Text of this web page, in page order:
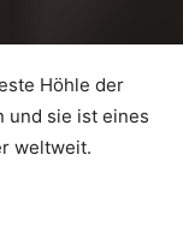
Höhle der
und sie ist eines
weltweit.